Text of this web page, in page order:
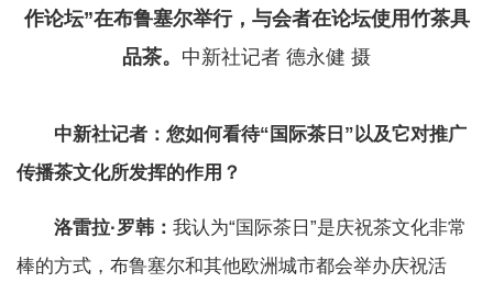
作论坛”在布鲁塞尔举行，与会者在论坛使用竹茶具
品茶。 中新社记者 德永健 摄
中新社记者：您如何看待“国际茶日”以及它对推广
传播茶文化所发挥的作用？
洛雷拉·罗韩： 我认为“国际茶日”是庆祝茶文化非常
棒的方式，布鲁塞尔和其他欧洲城市都会举办庆祝活